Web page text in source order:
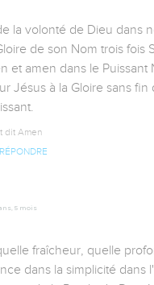
la volonté de Dieu dans
de son Nom trois fois
et amen dans le Puissant
Jésus à la Gloire sans fin
dit Amen
RÉPONDRE
5 mois
fraîcheur, quelle
dans la simplicité dans